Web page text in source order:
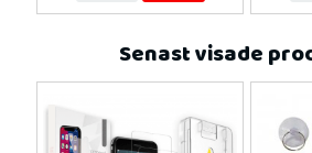
Senast visade